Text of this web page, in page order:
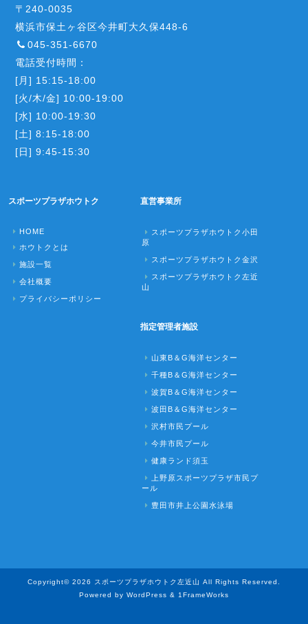
〒240-0035
横浜市保土ヶ谷区今井町大久保448-6
045-351-6670
電話受付時間：
[月] 15:15-18:00
[火/木/金] 10:00-19:00
[水] 10:00-19:30
[土] 8:15-18:00
[日] 9:45-15:30
スポーツプラザホウトク
HOME
ホウトクとは
施設一覧
会社概要
プライバシーポリシー
直営事業所
スポーツプラザホウトク小田
原
スポーツプラザホウトク金沢
スポーツプラザホウトク左近
山
指定管理者施設
山東B＆G海洋センター
千種B＆G海洋センター
波賀B＆G海洋センター
波田B＆G海洋センター
沢村市民プール
今井市民プール
健康ランド須玉
上野原スポーツプラザ市民プ
ール
豊田市井上公園水泳場
Copyright© 2026 スポーツプラザホウトク左近山 All Rights Reserved.
Powered by WordPress & 1FrameWorks